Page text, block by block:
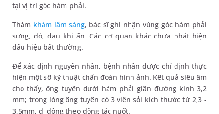
tại vị trí góc hàm phải.
Thăm khám lâm sàng, bác sĩ ghi nhận vùng góc hàm phải
sưng, đỏ, đau khi ấn. Các cơ quan khác chưa phát hiện
dấu hiệu bất thường.
Để xác định nguyên nhân, bệnh nhân được chỉ định thực
hiện một số kỹ thuật chẩn đoán hình ảnh. Kết quả siêu âm
cho thấy, ống tuyến dưới hàm phải giãn đường kính 3,2
mm; trong lòng ống tuyến có 3 viên sỏi kích thước từ 2,3 -
3,5mm, di động theo động tác nuốt.